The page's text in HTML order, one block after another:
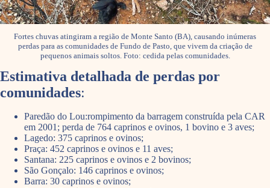
Fortes chuvas atingiram a região de Monte Santo (BA), causando inúmeras
perdas para as comunidades de Fundo de Pasto, que vivem da criação de
pequenos animais soltos. Foto: cedida pelas comunidades.
Estimativa detalhada de perdas por
comunidades:
Paredão do Lou:rompimento da barragem construída pela CAR
em 2001; perda de 764 caprinos e ovinos, 1 bovino e 3 aves;
Lagedo: 375 caprinos e ovinos;
Praça: 452 caprinos e ovinos e 11 aves;
Santana: 225 caprinos e ovinos e 2 bovinos;
São Gonçalo: 146 caprinos e ovinos;
Barra: 30 caprinos e ovinos;